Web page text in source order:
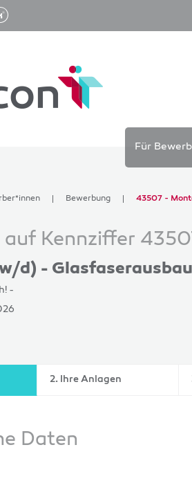
Für
Bewerbung 43507 -
auf Kennziffer
d) - Glasfaserausbau
-
2. Ihre Anlagen
Daten